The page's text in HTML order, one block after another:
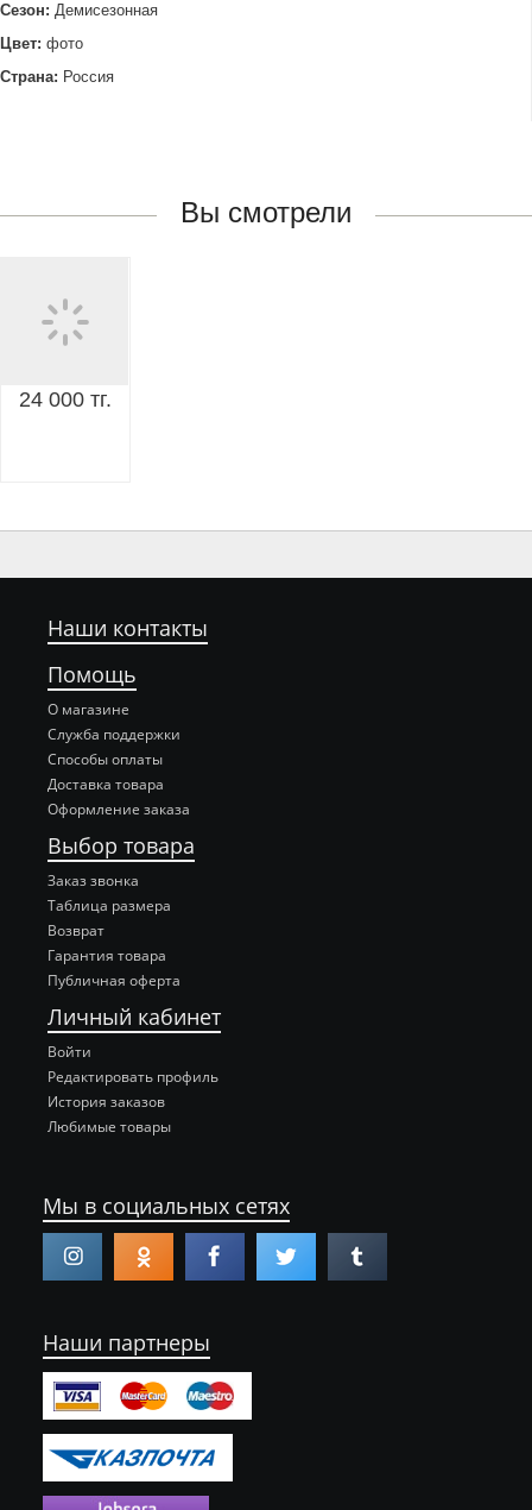
Сезон: Демисезонная
Цвет: фото
Страна: Россия
Вы смотрели
24 000 тг.
Наши контакты
Помощь
О магазине
Служба поддержки
Способы оплаты
Доставка товара
Оформление заказа
Выбор товара
Заказ звонка
Таблица размера
Возврат
Гарантия товара
Публичная оферта
Личный кабинет
Войти
Редактировать профиль
История заказов
Любимые товары
Мы в социальных сетях
Наши партнеры